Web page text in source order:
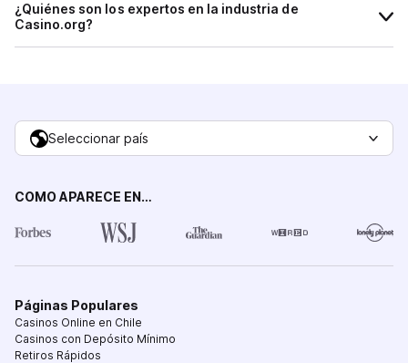
¿Quiénes son los expertos en la industria de
Casino.org?
Seleccionar país
COMO APARECE EN…
Páginas Populares
Casinos Online en Chile
Casinos con Depósito Mínimo
Retiros Rápidos